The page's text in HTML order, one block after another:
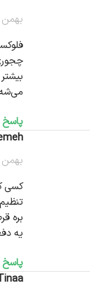
بهمن 16, 1403 در 9:56 قبل از ظهر
پاسخ
بهمن 16, 1403 در 9:56 قبل از ظهر
کسی
بره
یه
پاسخ
tinaa